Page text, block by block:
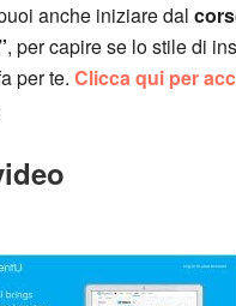
anche iniziare dal
, per capire se lo stile di
per te.Clicca qui per